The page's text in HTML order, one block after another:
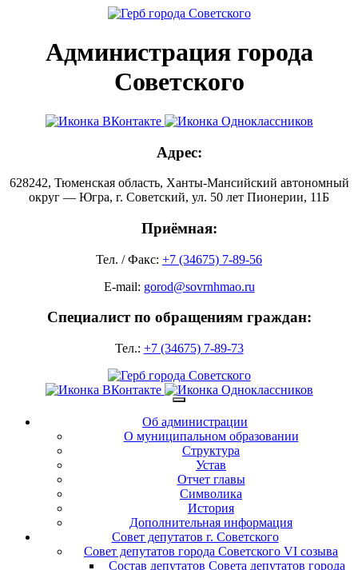
Администрация города
Советского
Адрес:
628242, Тюменская область, Ханты-Мансийский автономный
округ — Югра, г. Советский, ул. 50 лет Пионерии, 11Б
Приёмная:
Тел. / Факс: +7 (34675) 7-89-56
E-mail: gorod@sovrnhmao.ru
Специалист по обращениям граждан:
Тел.: +7 (34675) 7-89-73
Об администрации
О муниципальном образовании
Структура
Устав
Отчет главы
Символика
История
Дополнительная информация
Совет депутатов г. Советского
Совет депутатов города Советского VI созыва
Состав депутатов Совета депутатов города